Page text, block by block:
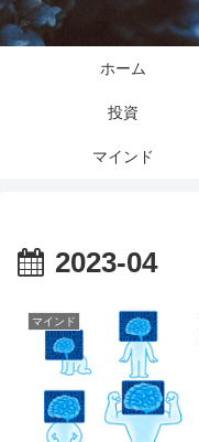
ホーム
投資
マインド
2023-04
マインド